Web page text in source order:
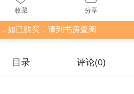
收藏 分享
如已购买，请到书房查阅
目录 评论(0)